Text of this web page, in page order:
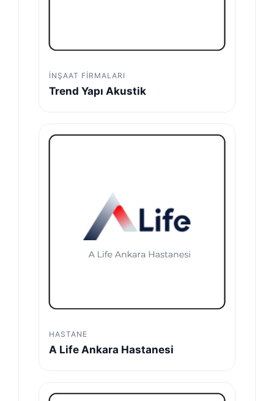
İNŞAAT FIRMALARI
Trend Yapı Akustik
HASTANE
A Life Ankara Hastanesi